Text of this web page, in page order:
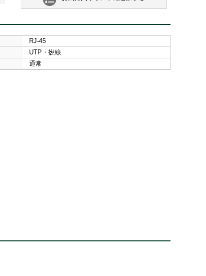
RJ-45
UTP・撚線
通常